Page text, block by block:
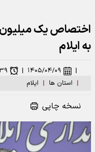
اختصاص یک میلیون
به ایلام
| استان ها | ایلام
| ۱۴۰۵/۰۴/۰۹ |
نسخه چاپی